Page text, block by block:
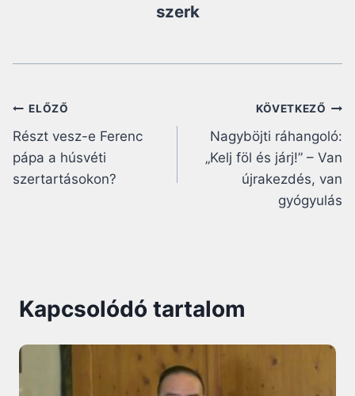
szerk
Bejegyzés
navigáció
ELŐZŐ
Részt vesz-e Ferenc
pápa a húsvéti
szertartásokon?
KÖVETKEZŐ
Nagyböjti ráhangoló:
„Kelj föl és járj!” – Van
újrakezdés, van
gyógyulás
Kapcsolódó tartalom